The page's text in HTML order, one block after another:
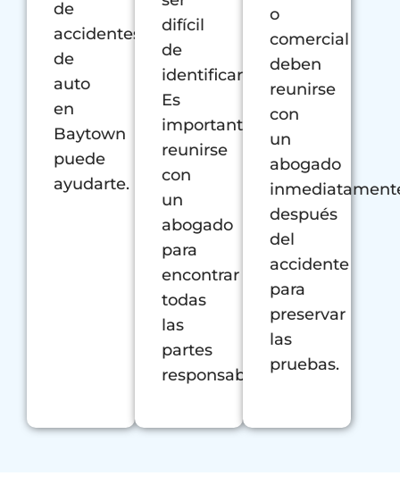
de
accidentes
de
auto
en
Baytown
puede
ayudarte.
difícil
de
identificar.
Es
importante
reunirse
con
un
abogado
para
encontrar
todas
las
partes
responsables.
o
comercial
deben
reunirse
con
un
abogado
después
del
accidente
para
preservar
las
pruebas.